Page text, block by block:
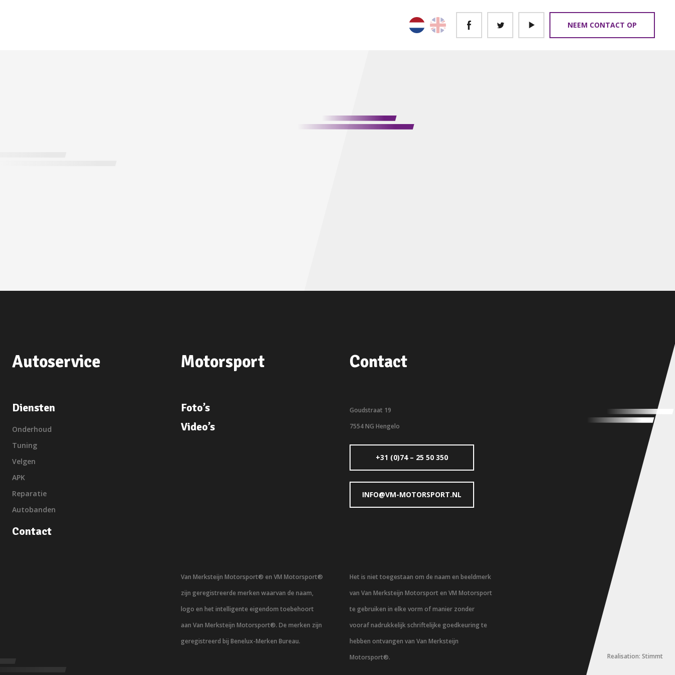
NEEM CONTACT OP
Autoservice
Diensten
Onderhoud
Tuning
Velgen
APK
Reparatie
Autobanden
Contact
Motorsport
Foto’s
Video’s
Contact
Goudstraat 19
7554 NG Hengelo
+31 (0)74 – 25 50 350
INFO@VM-MOTORSPORT.NL
Van Merksteijn Motorsport® en VM Motorsport®
zijn geregistreerde merken waarvan de naam,
logo en het intelligente eigendom toebehoort
aan Van Merksteijn Motorsport®. De merken zijn
geregistreerd bij Benelux-Merken Bureau.
Het is niet toegestaan om de naam en beeldmerk
van Van Merksteijn Motorsport en VM Motorsport
te gebruiken in elke vorm of manier zonder
vooraf nadrukkelijk schriftelijke goedkeuring te
hebben ontvangen van Van Merksteijn
Motorsport®.
Realisation: Stimmt